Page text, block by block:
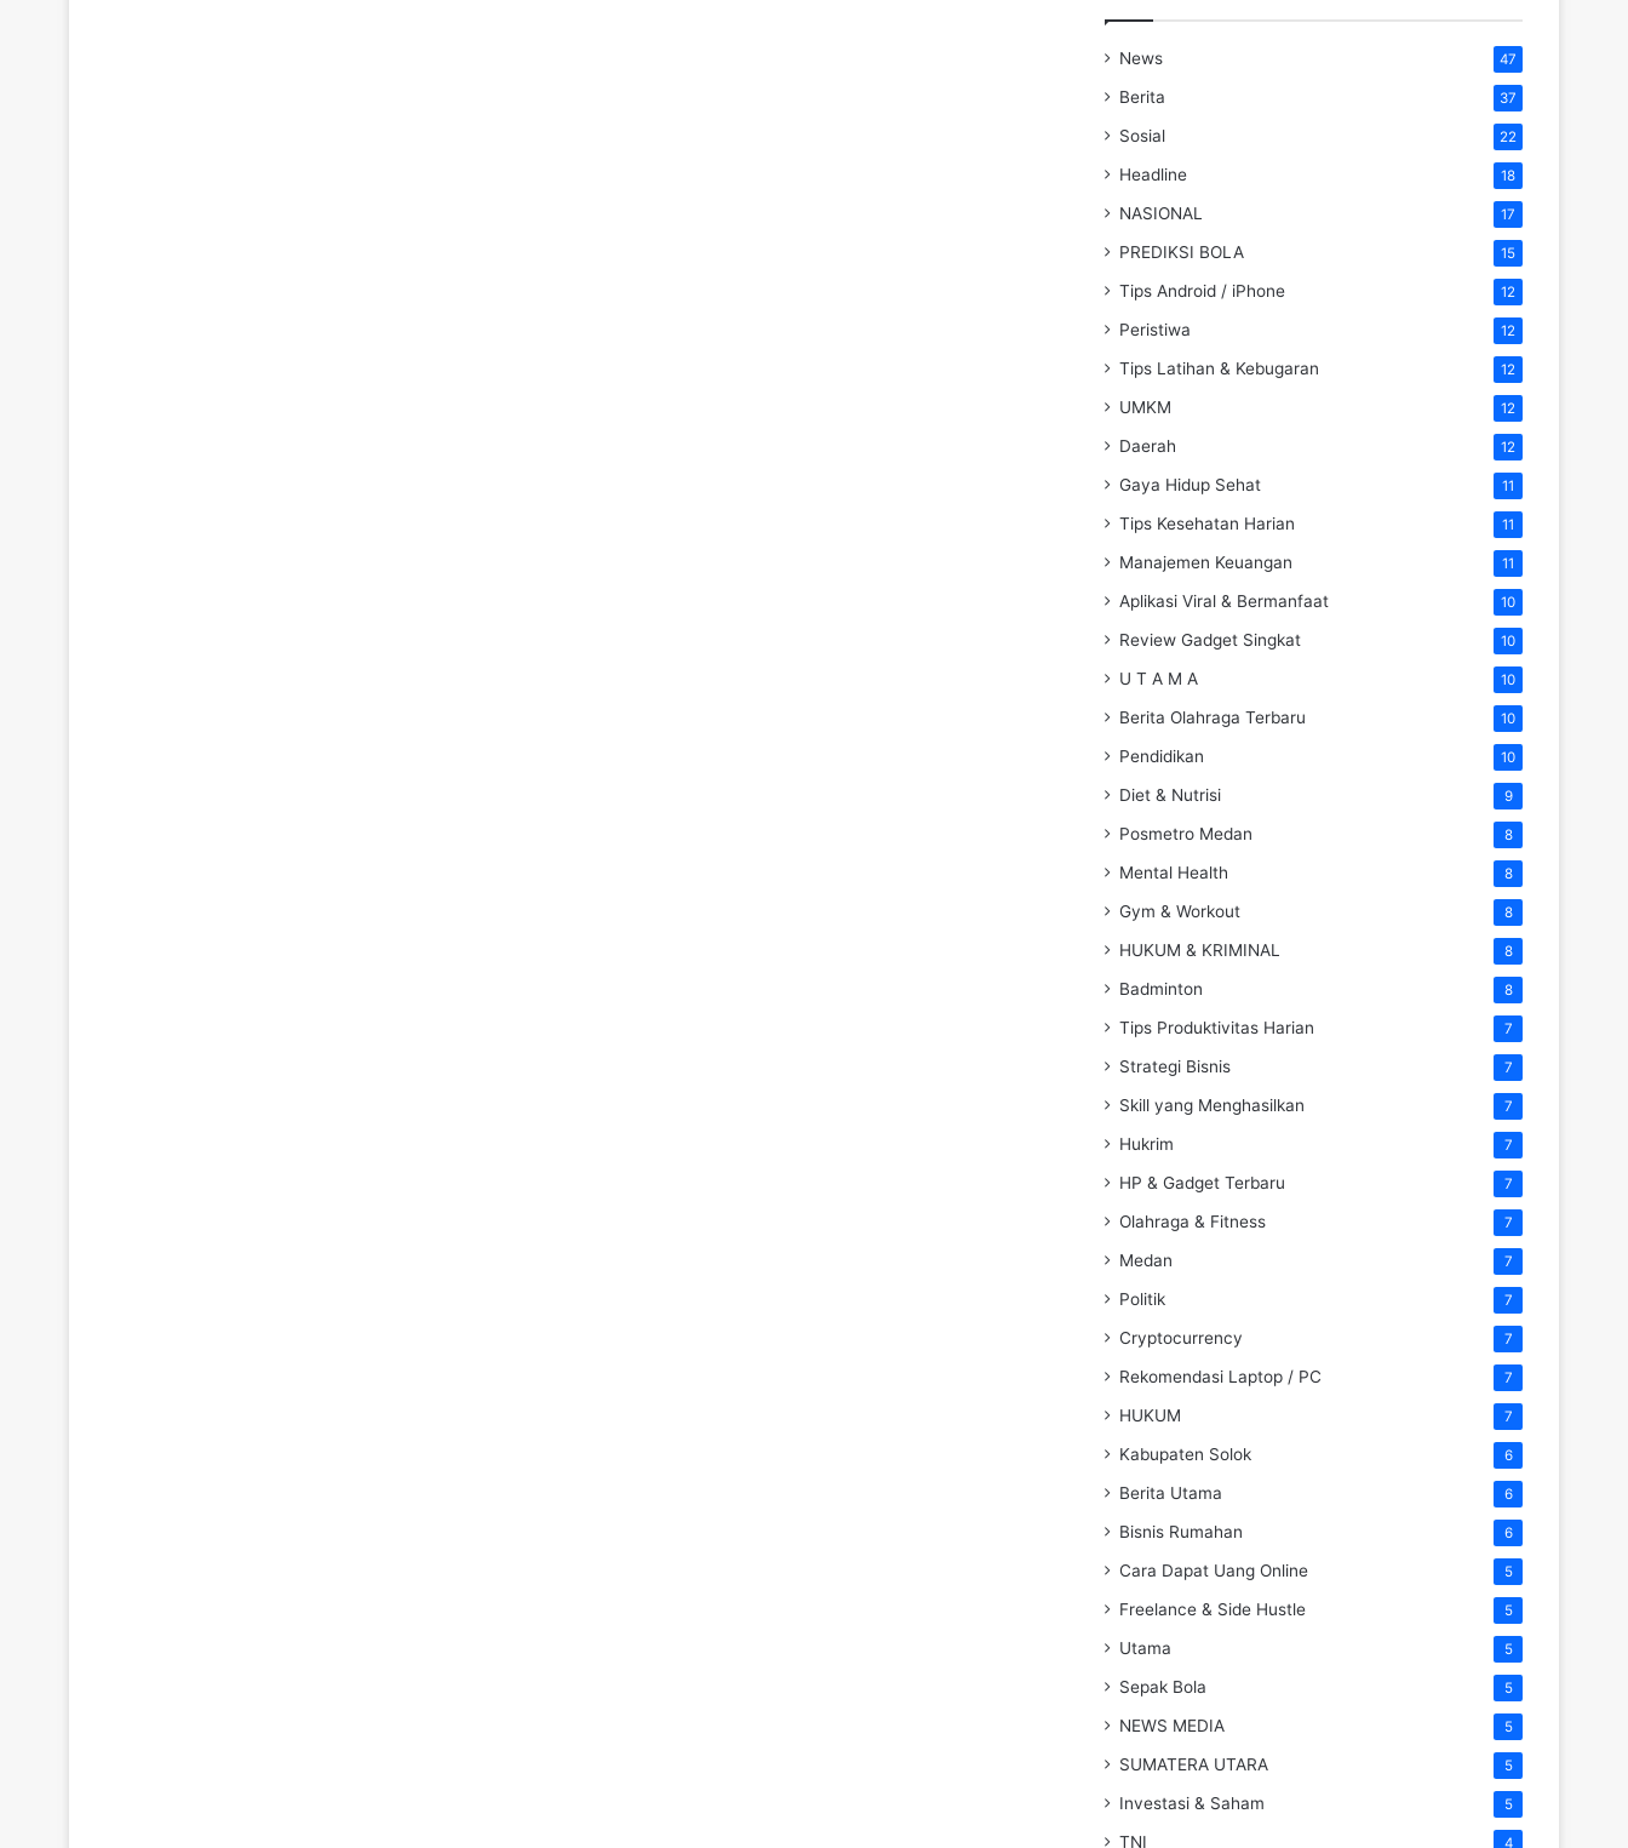
News 47
Berita 37
Sosial 22
Headline 18
NASIONAL 17
PREDIKSI BOLA 15
Tips Android / iPhone 12
Peristiwa 12
Tips Latihan & Kebugaran 12
UMKM 12
Daerah 12
Gaya Hidup Sehat 11
Tips Kesehatan Harian 11
Manajemen Keuangan 11
Aplikasi Viral & Bermanfaat 10
Review Gadget Singkat 10
U T A M A 10
Berita Olahraga Terbaru 10
Pendidikan 10
Diet & Nutrisi 9
Posmetro Medan 8
Mental Health 8
Gym & Workout 8
HUKUM & KRIMINAL 8
Badminton 8
Tips Produktivitas Harian 7
Strategi Bisnis 7
Skill yang Menghasilkan 7
Hukrim 7
HP & Gadget Terbaru 7
Olahraga & Fitness 7
Medan 7
Politik 7
Cryptocurrency 7
Rekomendasi Laptop / PC 7
HUKUM 7
Kabupaten Solok 6
Berita Utama 6
Bisnis Rumahan 6
Cara Dapat Uang Online 5
Freelance & Side Hustle 5
Utama 5
Sepak Bola 5
NEWS MEDIA 5
SUMATERA UTARA 5
Investasi & Saham 5
TNI 4